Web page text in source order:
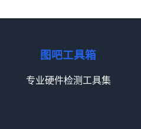
图吧工具箱
专业硬件检测工具集